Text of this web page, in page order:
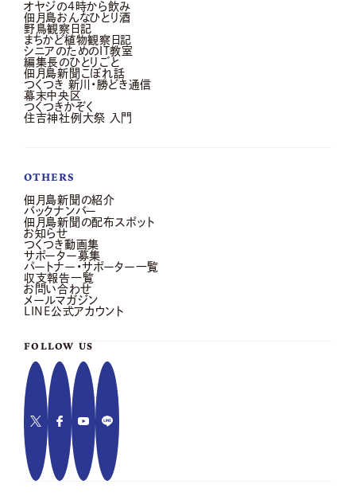
オヤジの4時から飲み
佃月島おんなひとり酒
野鳥観察日記
まちかど植物観察日記
シニアのためのIT教室
編集長のひとりごと
佃月島新聞こぼれ話
つくつき 新川・勝どき通信
幕末中央区
つくつきかぞく
住吉神社例大祭 入門
OTHERS
佃月島新聞の紹介
バックナンバー
佃月島新聞の配布スポット
お知らせ
つくつき動画集
サポーター募集
パートナー・サポーター一覧
収支報告一覧
お問い合わせ
メールマガジン
LINE公式アカウント
FOLLOW US